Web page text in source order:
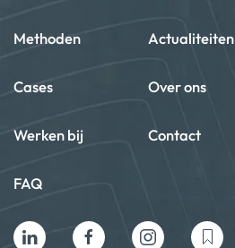
Methoden Actualiteiten
Cases Over ons
Werken bij Contact
FAQ